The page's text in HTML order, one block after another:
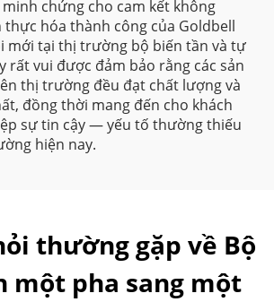
chứng cho cam kết không
thực hóa thành công của Goldbell
mới tại thị trường bộ biến tần và tự
rất vui được đảm bảo rằng các sản
thị trường đều đạt chất lượng và
đồng thời mang đến cho khách
sự tin cậy — yếu tố thường thiếu
hiện nay.
thường gặp về Bộ
một pha sang một